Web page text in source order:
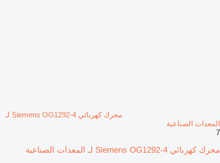
محرك كهربائي Siemens OG1292-4 لـ
المعدات الصناعية
7
محرك كهربائي Siemens OG1292-4 لـ المعدات الصناعية